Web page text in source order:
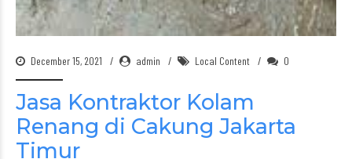
December 15, 2021 admin Local Content 0
Jasa Kontraktor Kolam
Renang di Cakung Jakarta
Timur